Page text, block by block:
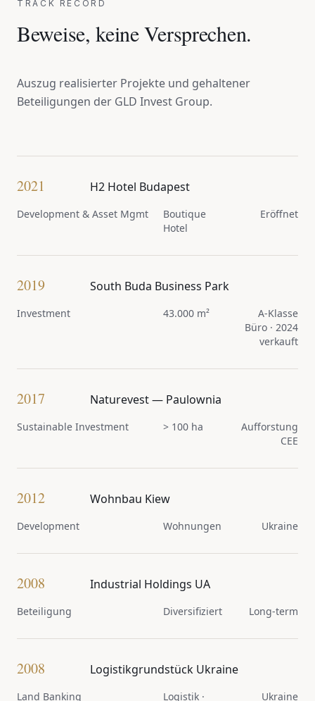
TRACK RECORD
Beweise, keine Versprechen.
Auszug realisierter Projekte und gehaltener
Beteiligungen der GLD Invest Group.
2021 H2 Hotel Budapest
Development & Asset Mgmt
Boutique
Hotel
Eröffnet
2019 South Buda Business Park
Investment 43.000 m²
A-Klasse
Büro · 2024
verkauft
2017 Naturevest — Paulownia
Sustainable Investment > 100 ha
Aufforstung
CEE
2012 Wohnbau Kiew
Development Wohnungen Ukraine
2008 Industrial Holdings UA
Beteiligung Diversifiziert Long-term
2008 Logistikgrundstück Ukraine
Land Banking
Logistik ·
Ukraine